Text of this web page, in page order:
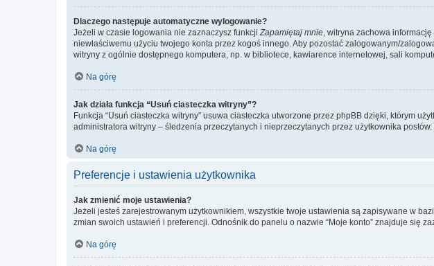
Dlaczego następuje automatyczne wylogowanie?
Jeżeli w czasie logowania nie zaznaczysz funkcji Zapamiętaj mnie , witryna zachowa
niewłaściwemu użyciu twojego konta przez kogoś innego. Aby pozostać zalogowanym/
witryny z ogólnie dostępnego komputera, np. w bibliotece, kawiarence internetowej, sali
Na górę
Jak działa funkcja “Usuń ciasteczka witryny”?
Funkcja “Usuń ciasteczka witryny” usuwa ciasteczka utworzone przez phpBB dzięki, którym
administratora witryny – śledzenia przeczytanych i nieprzeczytanych przez użytkownika
Na górę
Preferencje i ustawienia użytkownika
Jak zmienić moje ustawienia?
Jeżeli jesteś zarejestrowanym użytkownikiem, wszystkie twoje ustawienia są zapisywane w
zmian swoich ustawień i preferencji. Odnośnik do panelu o nazwie “Moje konto” znajduje się
Na górę